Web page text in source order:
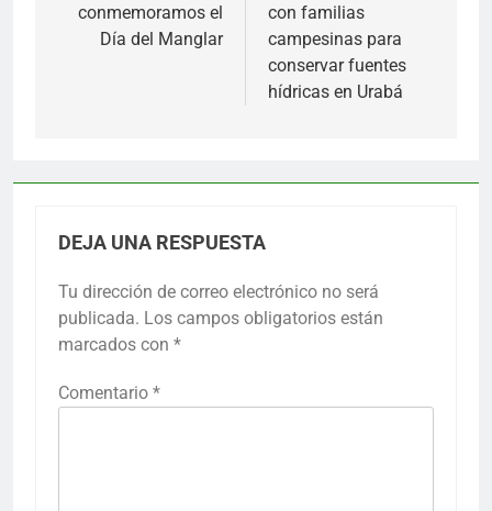
entradas
conmemoramos el
Día del Manglar
con familias
campesinas para
conservar fuentes
hídricas en Urabá
DEJA UNA RESPUESTA
Tu dirección de correo electrónico no será
publicada. Los campos obligatorios están
marcados con *
Comentario *